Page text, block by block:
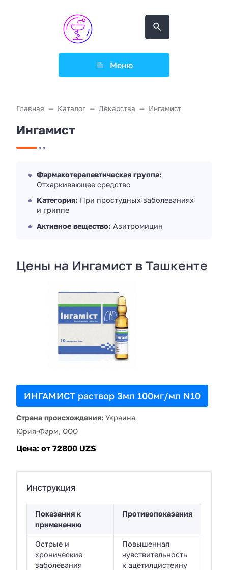
Меню
Главная Каталог Лекарства Ингамист
Ингамист
Фармакотерапевтическая группа:
Отхаркивающее средство
Категория: При простудных заболеваниях
и гриппе
Активное вещество: Азитромицин
Цены на Ингамист в Ташкенте
ИНГАМИСТ раствор 3мл 100мг/мл N10
Страна происхождения: Украина
Юрия-Фарм, ООО
Цена: от 72800 UZS
Инструкция
Показания к
применению
Противопоказания
Острые и
хронические
заболевания
Повышенная
чувствительность
к ацетилцистеину